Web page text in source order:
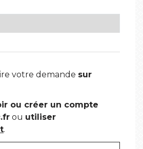
votre demande sur
ou créer un compte
ou utiliser
.